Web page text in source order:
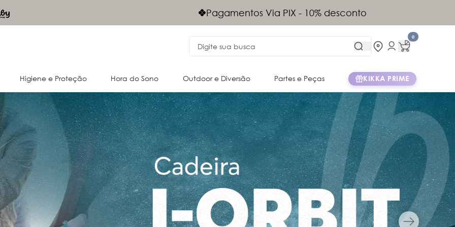
Via PIX - 10% desconto
Frete Grátis acima de R$899 (exceto Norte e
Nordeste)
0
Acessórios para o passeio
Almofadas e acessórios
Passeio
Cangurus
Oportunidades
Passeio
Higiene e Proteção Hora do Sono Outdoor e Diversão Partes e Peças KIKKA PRIME